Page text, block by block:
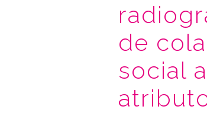
de
social